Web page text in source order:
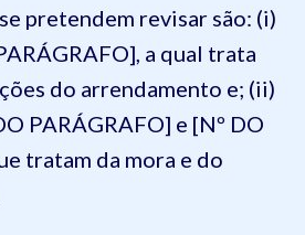
pretendem revisar são: (i)
a qual trata
do arrendamento e; (ii)
PARÁGRAFO] e [Nº DO
tratam da mora e do